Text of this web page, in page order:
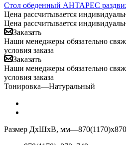
Стол обеденный АНТАРЕС
Цена рассчитывается
Цена рассчитывается
Заказать
Наши менеджеры обязательно
условия заказа
Заказать
Наши менеджеры обязательно
условия заказа
Тонировка—Натуральный
Размер ДхШхВ, мм—